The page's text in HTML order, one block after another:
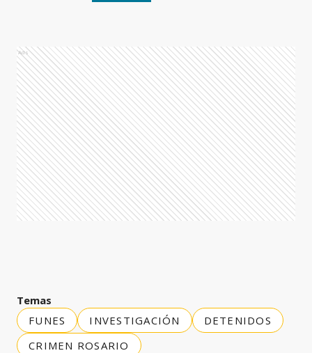
Ads
Temas
FUNES
INVESTIGACIÓN
DETENIDOS
CRIMEN ROSARIO